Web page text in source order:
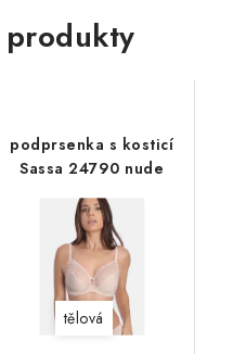
podprsenka s kosticí
Sassa 24790 nude
tělová